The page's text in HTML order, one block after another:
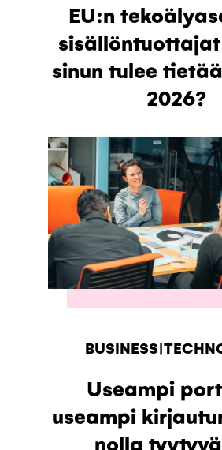
EU:n
sinun tulee
2026?
Useampi
useampi
nolla